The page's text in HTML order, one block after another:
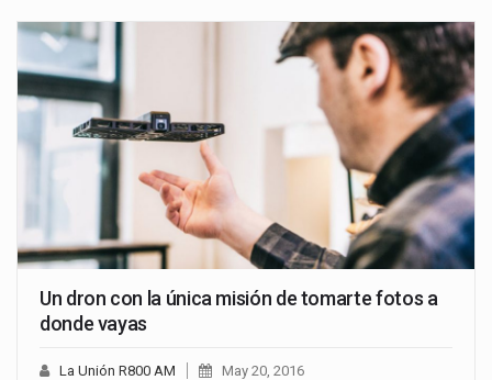
Un dron con la única misión de tomarte fotos a
donde vayas
La Unión R800 AM May 20, 2016